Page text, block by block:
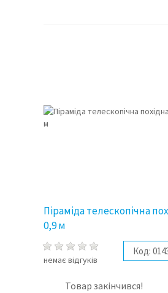
Піраміда телескопічна
0,9 м
немає відгуків
Код:
Товар закінчився!